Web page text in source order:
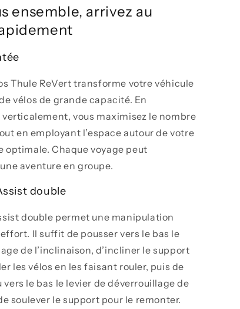
ensemble, arrivez au
Thule ReVert transforme votre véhicule
vélos de grande capacité. En
vous maximisez le nombre
en employant l’espace autour de votre
optimale. Chaque voyage peut
aventure en groupe.
double
double permet une manipulation
Il suffit de pousser vers le bas le
de l’inclinaison, d’incliner le support
les vélos en les faisant rouler, puis de
vers le bas le levier de déverrouillage de
soulever le support pour le remonter.